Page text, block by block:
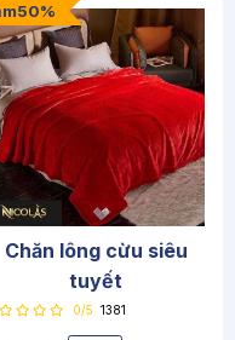
Chăn lông cừu siêu
tuyết
0/5 1381